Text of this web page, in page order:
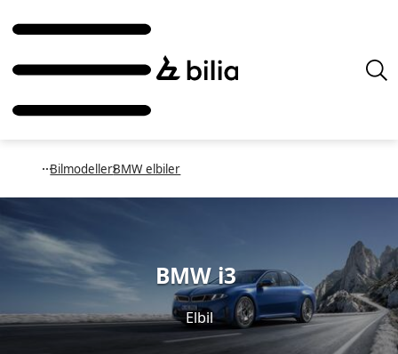
BilmodellerBMW elbiler
BMW i3
Elbil